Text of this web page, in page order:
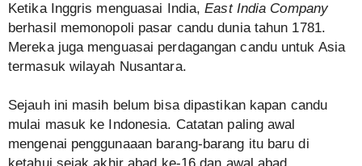
Ketika Inggris menguasai India,East India Company
berhasil memonopoli pasar candu dunia tahun 1781.
Mereka juga menguasai perdagangan candu untuk Asia
termasuk wilayah Nusantara.
Sejauh ini masih belum bisa dipastikan kapan candu
mulai masuk ke Indonesia. Catatan paling awal
mengenai penggunaaan barang-barang itu baru di